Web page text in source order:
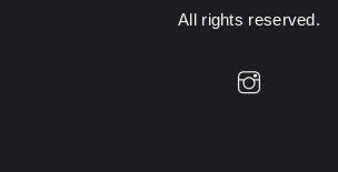
All rights reserved.